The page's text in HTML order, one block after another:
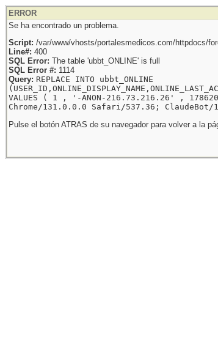
ERROR
Se ha encontrado un problema.
Script: /var/www/vhosts/portalesmedicos.com/httpdocs/
Line#: 400
SQL Error: The table 'ubbt_ONLINE' is full
SQL Error #: 1114
Query: REPLACE INTO ubbt_ONLINE
VALUES ( 1 , '-ANON-216.73.216.26' ,
Chrome/131.0.0.0 Safari/537.36;
Pulse el botón ATRAS de su navegador para volver a la